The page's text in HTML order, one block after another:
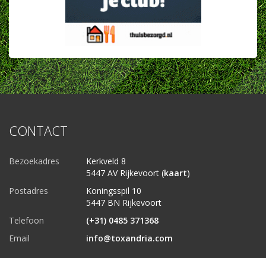
CONTACT
Bezoekadres
Kerkveld 8
5447 AV Rijkevoort (kaart)
Postadres
Koningsspil 10
5447 BN Rijkevoort
Telefoon
(+31) 0485 371368
Email
info@toxandria.com